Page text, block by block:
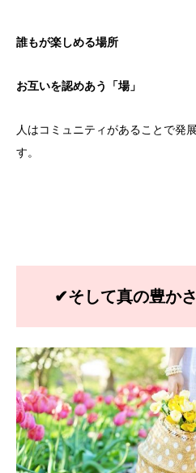
誰もが楽しめる場所
お互いを認めあう「場」
人はコミュニティがあることで発
す。
✔そして真の豊か